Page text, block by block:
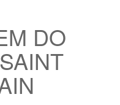
DO